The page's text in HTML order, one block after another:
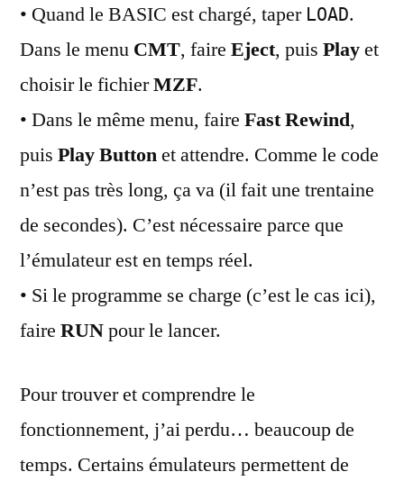
• Quand le BASIC est chargé, taper LOAD.
Dans le menu CMT, faire Eject, puis Playet
choisir le fichierMZF.
• Dans le même menu, faire Fast Rewind,
puis Play Buttonet attendre. Comme le code
n’est pas très long, ça va (il fait une trentaine
de secondes). C’est nécessaire parce que
l’émulateur est en temps réel.
• Si le programme se charge (c’est le cas ici),
faire RUNpour le lancer.
Pour trouver et comprendre le
fonctionnement, j’ai perdu… beaucoup de
temps. Certains émulateurs permettent de